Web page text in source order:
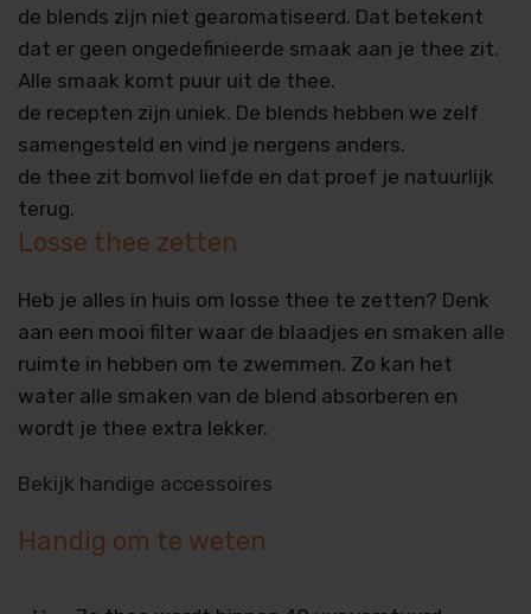
de blends zijn niet gearomatiseerd. Dat betekent
dat er geen ongedefinieerde smaak aan je thee zit.
Alle smaak komt puur uit de thee.
de recepten zijn uniek. De blends hebben we zelf
samengesteld en vind je nergens anders.
de thee zit bomvol liefde en dat proef je natuurlijk
terug.
Losse thee zetten
Heb je alles in huis om losse thee te zetten? Denk
aan een mooi filter waar de blaadjes en smaken alle
ruimte in hebben om te zwemmen. Zo kan het
water alle smaken van de blend absorberen en
wordt je thee extra lekker.
Bekijk handige accessoires
Handig om te weten